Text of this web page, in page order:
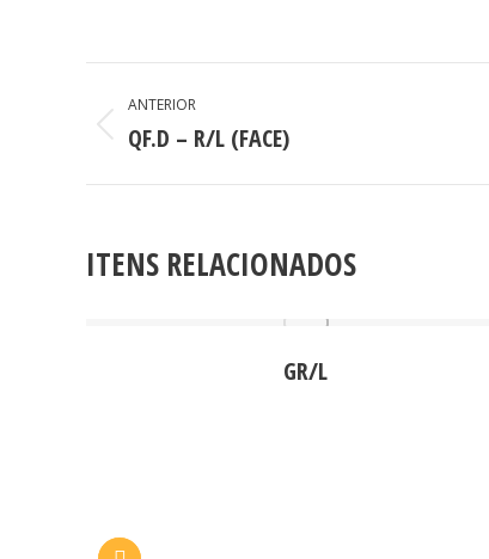
PROJECT
NAVIGATION
ANTERIOR
Previous
QF.D – R/L (FACE)
ITENS RELACIONADOS
GR/L